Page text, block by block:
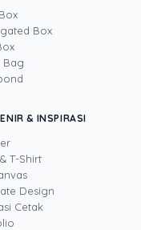
pada pembuatan
sosial dan
ia
produk, dan
percetakan, mulai
hingga
Box
Bag
& INSPIRASI
T-Shirt
Design
Cetak